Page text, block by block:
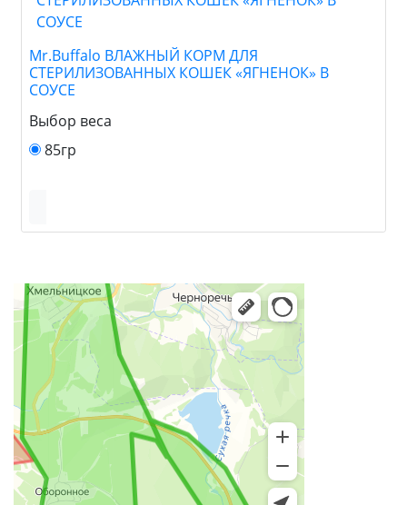
Mr.Buffalo ВЛАЖНЫЙ КОРМ ДЛЯ
СТЕРИЛИЗОВАННЫХ КОШЕК «ЯГНЕНОК» В
СОУСЕ
Выбор веса
85гр